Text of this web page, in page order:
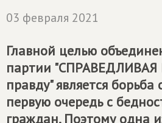
03 февраля 2021
Главной целью
партии "СПРАВЕДЛИВАЯ
правду" является борьба
первую очередь с
граждан. Поэтому одна